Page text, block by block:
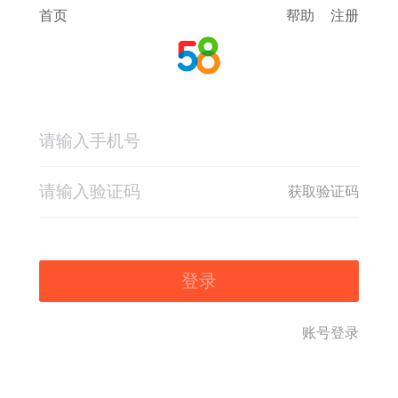
首页 帮助 注册
获取验证码
登录
账号登录